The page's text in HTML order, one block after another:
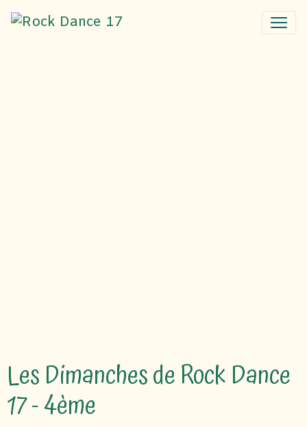
Les Dimanches de Rock Dance
17 - 4ème